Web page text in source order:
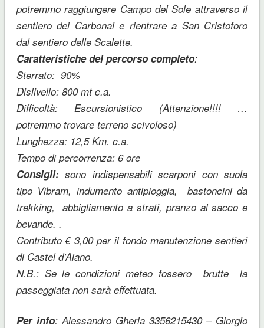
potremmo raggiungere Campo del Sole attraverso il
sentiero dei Carbonai e rientrare a San Cristoforo
dal sentiero delle Scalette.
Caratteristiche del percorso completo:
Sterrato: 90%
Dislivello: 800 mt c.a.
Difficoltà: Escursionistico (Attenzione!!!! …
potremmo trovare terreno scivoloso)
Lunghezza: 12,5 Km. c.a.
Tempo di percorrenza: 6 ore
Consigli:sono indispensabili scarponi con suola
tipo Vibram, indumento antipioggia, bastoncini da
trekking, abbigliamento a strati, pranzo al sacco e
bevande. .
Contributo € 3,00 per il fondo manutenzione sentieri
di Castel d’Aiano.
N.B.: Se le condizioni meteo fossero brutte la
passeggiata non sarà effettuata.
Per info: Alessandro Gherla 3356215430 – Giorgio